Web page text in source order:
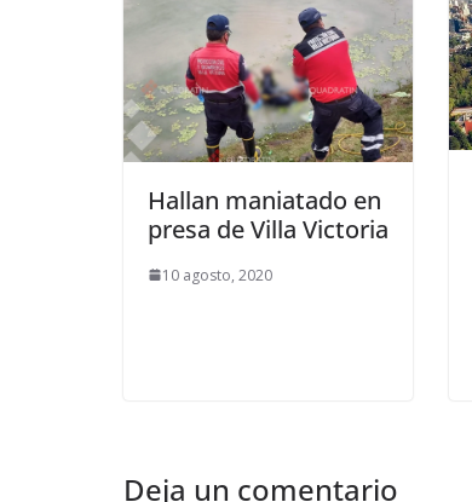
Hallan maniatado en
presa de Villa Victoria
10 agosto, 2020
Deja un comentario